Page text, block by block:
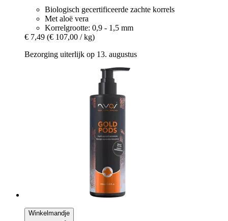
Biologisch gecertificeerde zachte korrels
Met aloë vera
Korrelgrootte: 0,9 - 1,5 mm
€ 7,49 (€ 107,00 / kg)
Bezorging uiterlijk op 13. augustus
Winkelmandje